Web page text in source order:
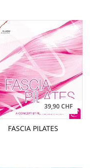
39,90 CHF
FASCIA PILATES